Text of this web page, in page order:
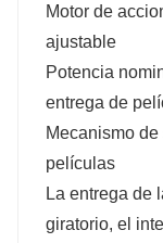
Motor de
ajustable
Potencia
entrega de
Mecanismo
películas
La entrega de
giratorio, el